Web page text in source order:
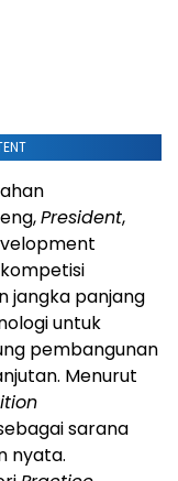
President,
jangka panjang
untuk
pembangunan
Menurut
sarana
nyata.